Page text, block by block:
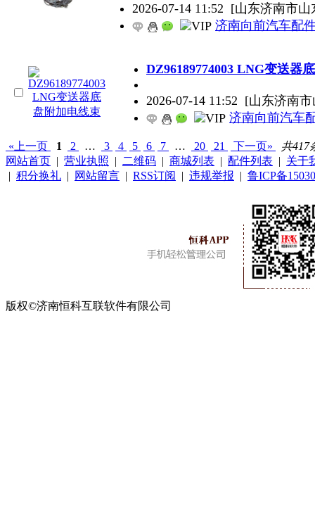
2026-07-14 11:52 [山东济南市
济南向前汽车配
DZ96189774003 LNG变送器
2026-07-14 11:52 [山东济南
济南向前汽车
«上一页 1 2 … 3 4 5 6 7 … 20 21 下一页»
共417
网站首页 | 营业执照 | 二维码 | 商城列表 | 配件列表 | 关于
| 积分换礼 | 网站留言 | RSS订阅 | 违规举报 | 鲁ICP备
版权©济南恒科互联软件有限公司